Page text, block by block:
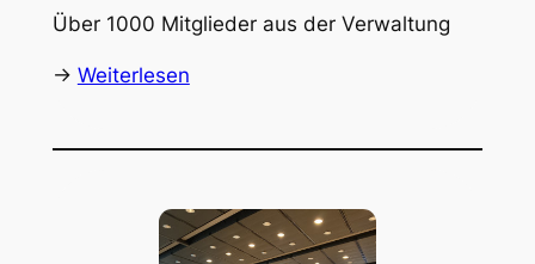
Über 1000 Mitglieder aus der Verwaltung
-> Weiterlesen